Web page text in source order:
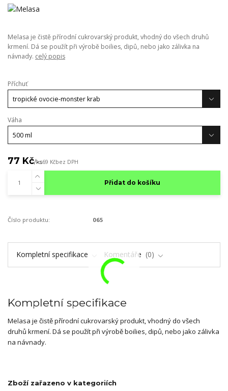
Melasa je čistě přírodní cukrovarský produkt, vhodný do všech druhů
krmení. Dá se použít při výrobě boilies, dipů, nebo jako zálivka na
návnady. celý popis
Příchuť
Váha
77 Kč/ks69 Kčbez DPH
Přidat do košíku
Číslo produktu: 065
Kompletní specifikace Komentáře 0
Kompletní specifikace
Melasa je čistě přírodní cukrovarský produkt, vhodný do všech
druhů krmení. Dá se použít při výrobě boilies, dipů, nebo jako zálivka
na návnady.
Zboží zařazeno v kategoriích